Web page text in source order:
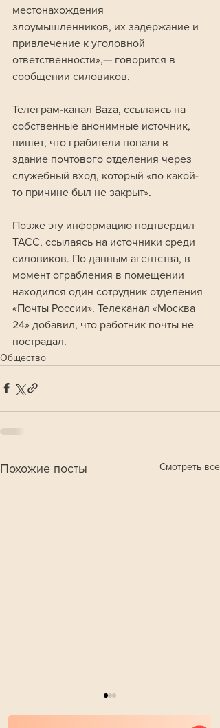
местонахождения
злоумышленников, их задержание и
привлечение к уголовной
ответственности»,— говорится в
сообщении силовиков.
Телеграм-канал Baza, ссылаясь на
собственные анонимные источник,
пишет, что грабители попали в
здание почтового отделения через
служебный вход, который «по какой-
то причине был не закрыт».
Позже эту информацию подтвердил
ТАСС, ссылаясь на источники среди
силовиков. По данным агентства, в
момент ограбления в помещении
находился один сотрудник отделения
«Почты России». Телеканал «Москва
24» добавил, что работник почты не
пострадал.
Общество
Похожие посты Смотреть все